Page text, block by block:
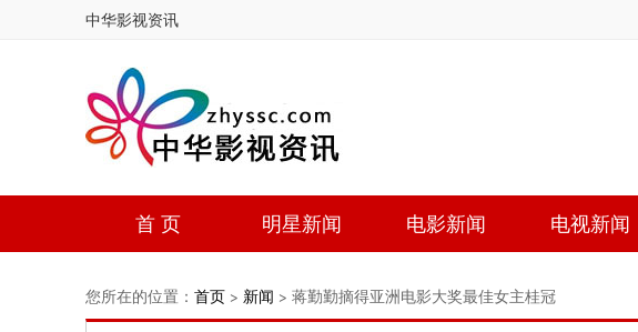
中华影视资讯
首 页 明星新闻 电影新闻 电视新闻
您所在的位置： 首页 > 新闻 > 蒋勤勤摘得亚洲电影大奖最佳女主桂冠